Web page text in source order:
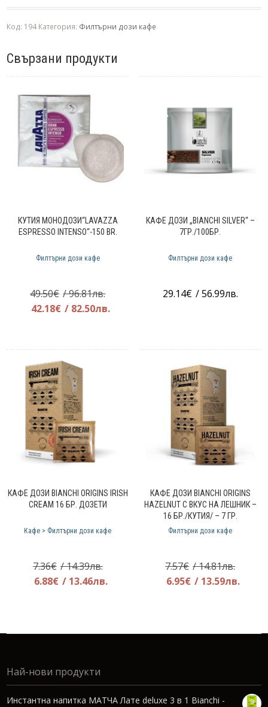
Код: 194 Категория: Филтърни дози кафе
Свързани продукти
КУТИЯ МОНОДОЗИ“LAVAZZA
ESPRESSO INTENSO“-150 BR.
Филтърни дози кафе
49.50€ / 96.81лв.Original
price
42.18€ / 82.50лв.Текущата
42.18€.
КАФЕ ДОЗИ „BIANCHI SILVER“ –
7ГР./100БР.
Филтърни дози кафе
29.14€ / 56.99лв.
КАФЕ ДОЗИ BIANCHI ORIGINS IRISH
CREAM 16 БР. ДОЗЕТИ
Кафе > Филтърни дози кафе
7.36€ / 14.39лв.Original
price
6.88€ / 13.46лв.Текущата
КАФЕ ДОЗИ BIANCHI ORIGINS
HAZELNUT С ВКУС НА ЛЕШНИК –
16 БР./КУТИЯ/ – 7 ГР.
Филтърни дози кафе
7.57€ / 14.81лв.
price
6.95€ / 13.59лв.
Най-нови продукти
Инстантна напитка МАТЧА Лате deluxe 3 в 1 Bianchi -